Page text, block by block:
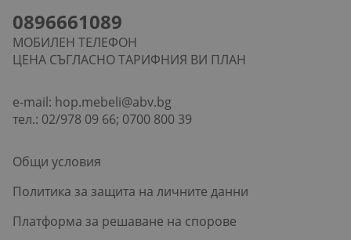
0896661089
МОБИЛЕН ТЕЛЕФОН
ЦЕНА СЪГЛАСНО ТАРИФНИЯ ВИ ПЛАН
e-mail: hop.mebeli@abv.bg
тел.: 02/978 09 66; 0700 800 39
Общи условия
Политика за защита на личните данни
Платформа за решаване на спорове